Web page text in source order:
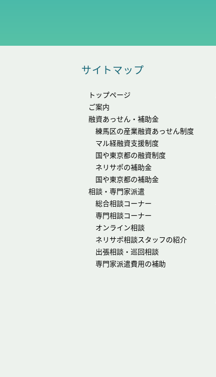
サイトマップ
トップページ
ご案内
融資あっせん・補助金
練馬区の産業融資あっせん制度
マル経融資支援制度
国や東京都の融資制度
ネリサポの補助金
国や東京都の補助金
相談・専門家派遣
総合相談コーナー
専門相談コーナー
オンライン相談
ネリサポ相談スタッフの紹介
出張相談・巡回相談
専門家派遣費用の補助